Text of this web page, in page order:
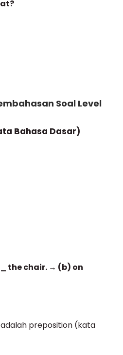
Soal Level
Bahasa Dasar)
the chair. → (b) on
preposition (kata